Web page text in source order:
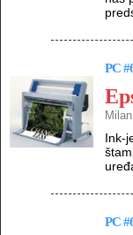
PC
Ink-
PC